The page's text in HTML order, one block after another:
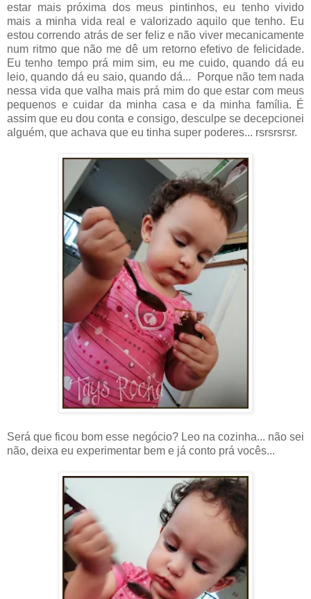
estar mais próxima dos meus pintinhos, eu tenho vivido
mais a minha vida real e valorizado aquilo que tenho. Eu
estou correndo atrás de ser feliz e não viver mecanicamente
num ritmo que não me dê um retorno efetivo de felicidade.
Eu tenho tempo prá mim sim, eu me cuido, quando dá eu
leio, quando dá eu saio, quando dá... Porque não tem nada
nessa vida que valha mais prá mim do que estar com meus
pequenos e cuidar da minha casa e da minha família. É
assim que eu dou conta e consigo, desculpe se decepcionei
alguém, que achava que eu tinha super poderes... rsrsrsrsr.
Será que ficou bom esse negócio? Leo na cozinha... não sei
não, deixa eu experimentar bem e já conto prá vocês...